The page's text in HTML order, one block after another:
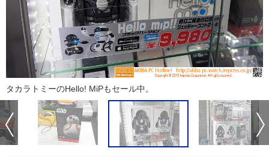
タカラトミーのHello! MiPもセール中。